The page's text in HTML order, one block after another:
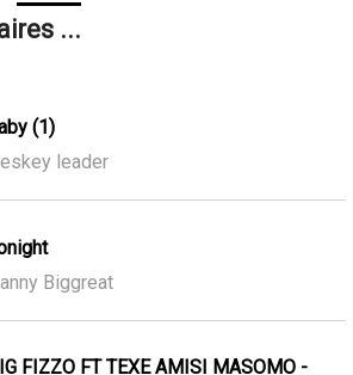
...
(1)
leader
Biggreat
FIZZO FT TEXE AMISI MASOMO -